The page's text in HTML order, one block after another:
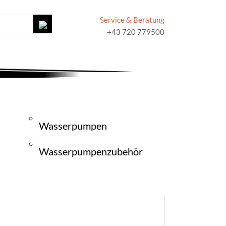
Service & Beratung
+43 720 779500
Wasserpumpen
Wasserpumpenzubehör